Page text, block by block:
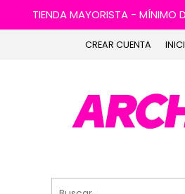
TIENDA MAYORISTA - MÍNIMO
CREAR CUENTA